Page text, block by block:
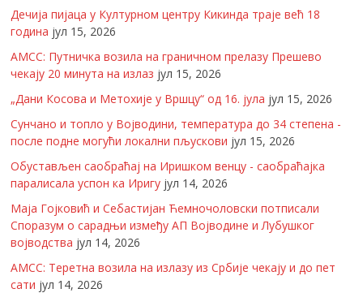
Дечија пијаца у Културном центру Кикинда траје већ 18
година јул 15, 2026
АМСС: Путничка возила на граничном прелазу Прешево
чекају 20 минута на излаз јул 15, 2026
„Дани Косова и Метохије у Вршцу“ од 16. јула јул 15, 2026
Сунчано и топло у Војводини, температура до 34 степена -
после подне могући локални пљускови јул 15, 2026
Обустављен саобраћај на Иришком венцу - саобраћајка
паралисала успон ка Иригу јул 14, 2026
Маја Гојковић и Себастијан Ћемночоловски потписали
Споразум о сарадњи између АП Војводине и Лубушког
војводства јул 14, 2026
АМСС: Теретна возила на излазу из Србије чекају и до пет
сати јул 14, 2026